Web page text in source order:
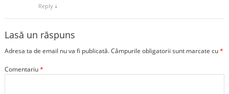
Reply ↓
Lasă un răspuns
Adresa ta de email nu va fi publicată.Câmpurile obligatorii sunt marcate cu*
Comentariu*